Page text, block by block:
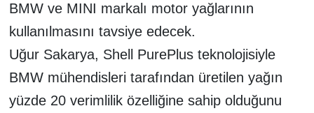
BMW ve MINI markalı motor yağlarının
kullanılmasını tavsiye edecek.
Uğur Sakarya, Shell PurePlus teknolojisiyle
BMW mühendisleri tarafından üretilen yağın
yüzde 20 verimlilik özelliğine sahip olduğunu